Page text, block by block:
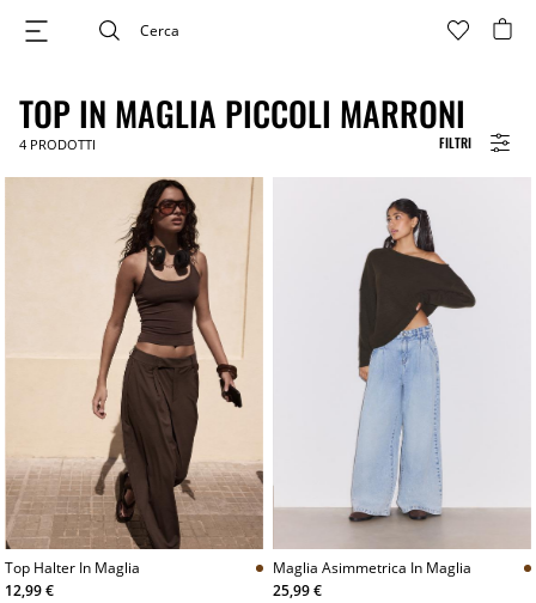
FILTRI
TOP IN MAGLIA PICCOLI MARRONI
4 PRODOTTI
Top Halter In Maglia
12,99 €
Maglia Asimmetrica In Maglia
25,99 €